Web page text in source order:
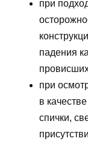
при
падения
при
в
спички,